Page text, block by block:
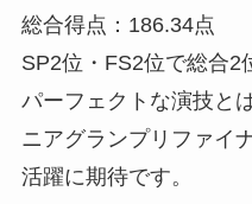
総合得点：186.34点
SP2位・FS2位で総合2
パーフェクトな演技と
ニアグランプリファイ
活躍に期待です。